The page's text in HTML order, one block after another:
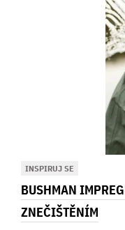
INSPIRUJ SE
BUSHMAN
ZNEČIŠTĚNÍM